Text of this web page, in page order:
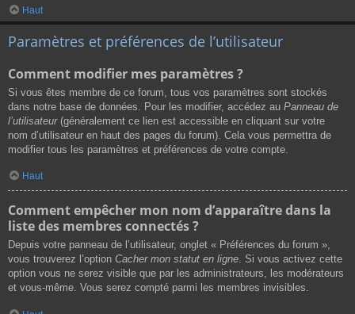
Haut
Paramètres et préférences de l’utilisateur
Comment modifier mes paramètres ?
Si vous êtes membre de ce forum, tous vos paramètres sont stockés
dans notre base de données. Pour les modifier, accédez au Panneau de
l’utilisateur(généralement ce lien est accessible en cliquant sur votre
nom d’utilisateur en haut des pages du forum). Cela vous permettra de
modifier tous les paramètres et préférences de votre compte.
Haut
Comment empêcher mon nom d’apparaître dans la
liste des membres connectés ?
Depuis votre panneau de l’utilisateur, onglet « Préférences du forum »,
vous trouverez l’option Cacher mon statut en ligne. Si vous activez cette
option vous ne serez visible que par les administrateurs, les modérateurs
et vous-même. Vous serez compté parmi les membres invisibles.